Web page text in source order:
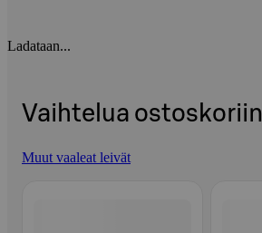
Ladataan...
Vaihtelua ostoskoriin
Muut vaaleat leivät